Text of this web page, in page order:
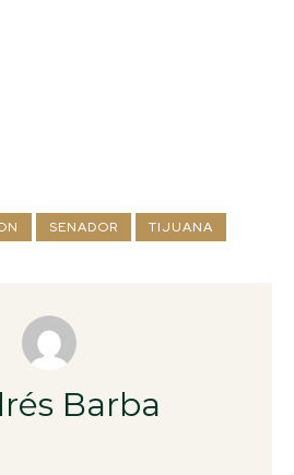
SENADOR TIJUANA
Barba